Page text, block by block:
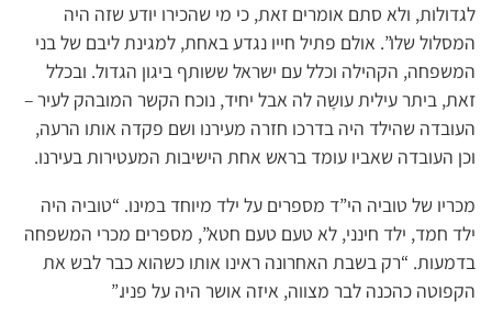
לגדולות, ולא סתם אומרים זאת, כי מי שהכירו יודע שזה היה
המסלול שלו”. אולם פתיל חייו נגדע באחת, למגינת ליבם של בני
המשפחה, הקהילה וכלל עם ישראל ששותף ביגון הגדול. ובכלל
זאת, ביתר עילית עושָה לה אבל יחיד, נוכח הקשר המובהק לעיר –
העובדה שהילד היה בדרכו חזרה מעירנו ושם פקדה אותו הרעה,
וכן העובדה שאביו עומד בראש אחת הישיבות המעטירות בעירנו.
מכריו של טוביה הי”ד מספרים על ילד מיוחד במינו. “טוביה היה
ילד חמד, ילד חינני, לא טעם טעם חטא”, מספרים מכרי המשפחה
בדמעות. “רק בשבת האחרונה ראינו אותו כשהוא כבר לבש את
הקפוטה כהכנה לבר מצווה, איזה אושר היה על פניו.”